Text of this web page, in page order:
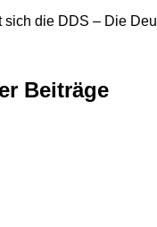
sich die DDS – Die
Beiträge